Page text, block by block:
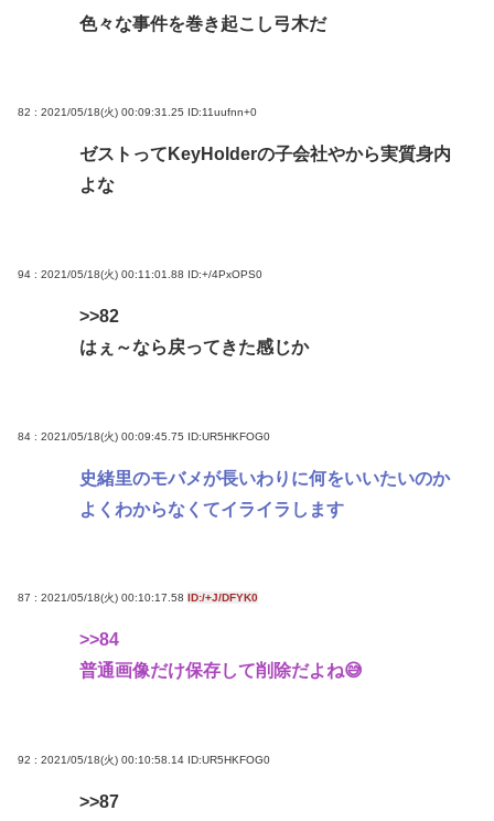
色々な事件を巻き起こし弓木だ
82 : 2021/05/18(火) 00:09:31.25 ID:11uufnn+0
ゼストってKeyHolderの子会社やから実質身内
よな
94 : 2021/05/18(火) 00:11:01.88 ID:+/4PxOPS0
>>82
はぇ～なら戻ってきた感じか
84 : 2021/05/18(火) 00:09:45.75 ID:UR5HKFOG0
史緒里のモバメが長いわりに何をいいたいのか
よくわからなくてイライラします
87 : 2021/05/18(火) 00:10:17.58 ID:/+J/DFYK0
>>84
普通画像だけ保存して削除だよね😅
92 : 2021/05/18(火) 00:10:58.14 ID:UR5HKFOG0
>>87